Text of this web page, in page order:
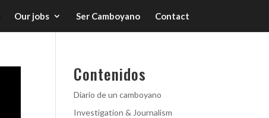
Our jobs Ser Camboyano Contact
Contenidos
Diario de un camboyano
Investigation & Journalism